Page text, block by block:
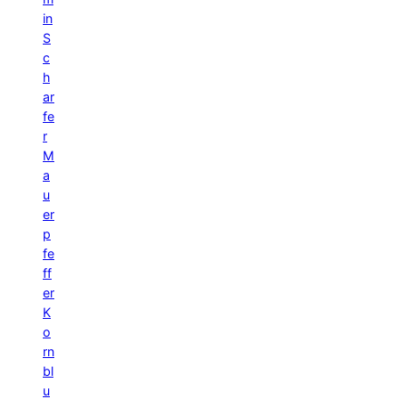
in
S
c
h
ar
fe
r
M
a
u
er
p
fe
ff
er
K
o
rn
bl
u